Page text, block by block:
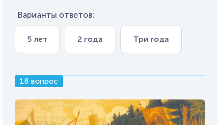
Варианты ответов:
5 лет 2 года Три года
18 вопрос